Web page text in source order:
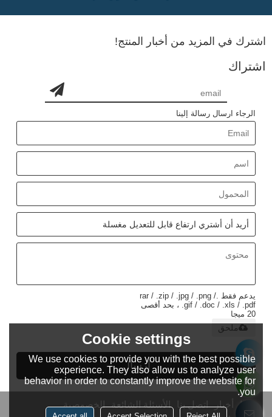
اشترك في المزيد من أخبار المنتج!
اشتراك
الرجاء ارسال رسالة إلينا
يدعم فقط .rar / .zip / .jpg / .png /
.gif / .doc / .xls / .pdf ، بحد أقصى
20 ميجا
ملحق
إرسال
حولنا أخبار اتصل بنا الأسئلة الشائعة الخصوصية
Cookie settings
We use cookies to provide you with the best possible
experience. They also allow us to analyze user
behavior in order to constantly improve the website for
you.